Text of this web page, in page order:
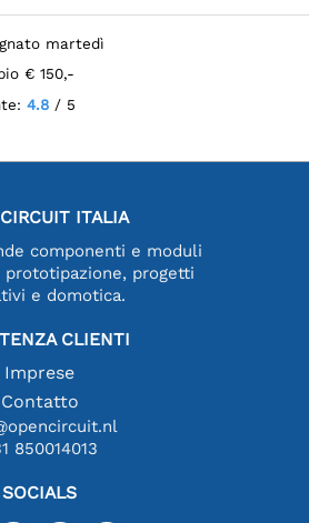
martedì
€ 150,-
4.8 / 5
ITALIA
componenti e moduli
progetti
e domotica.
CLIENTI
Imprese
Contatto
850014013
SOCIALS